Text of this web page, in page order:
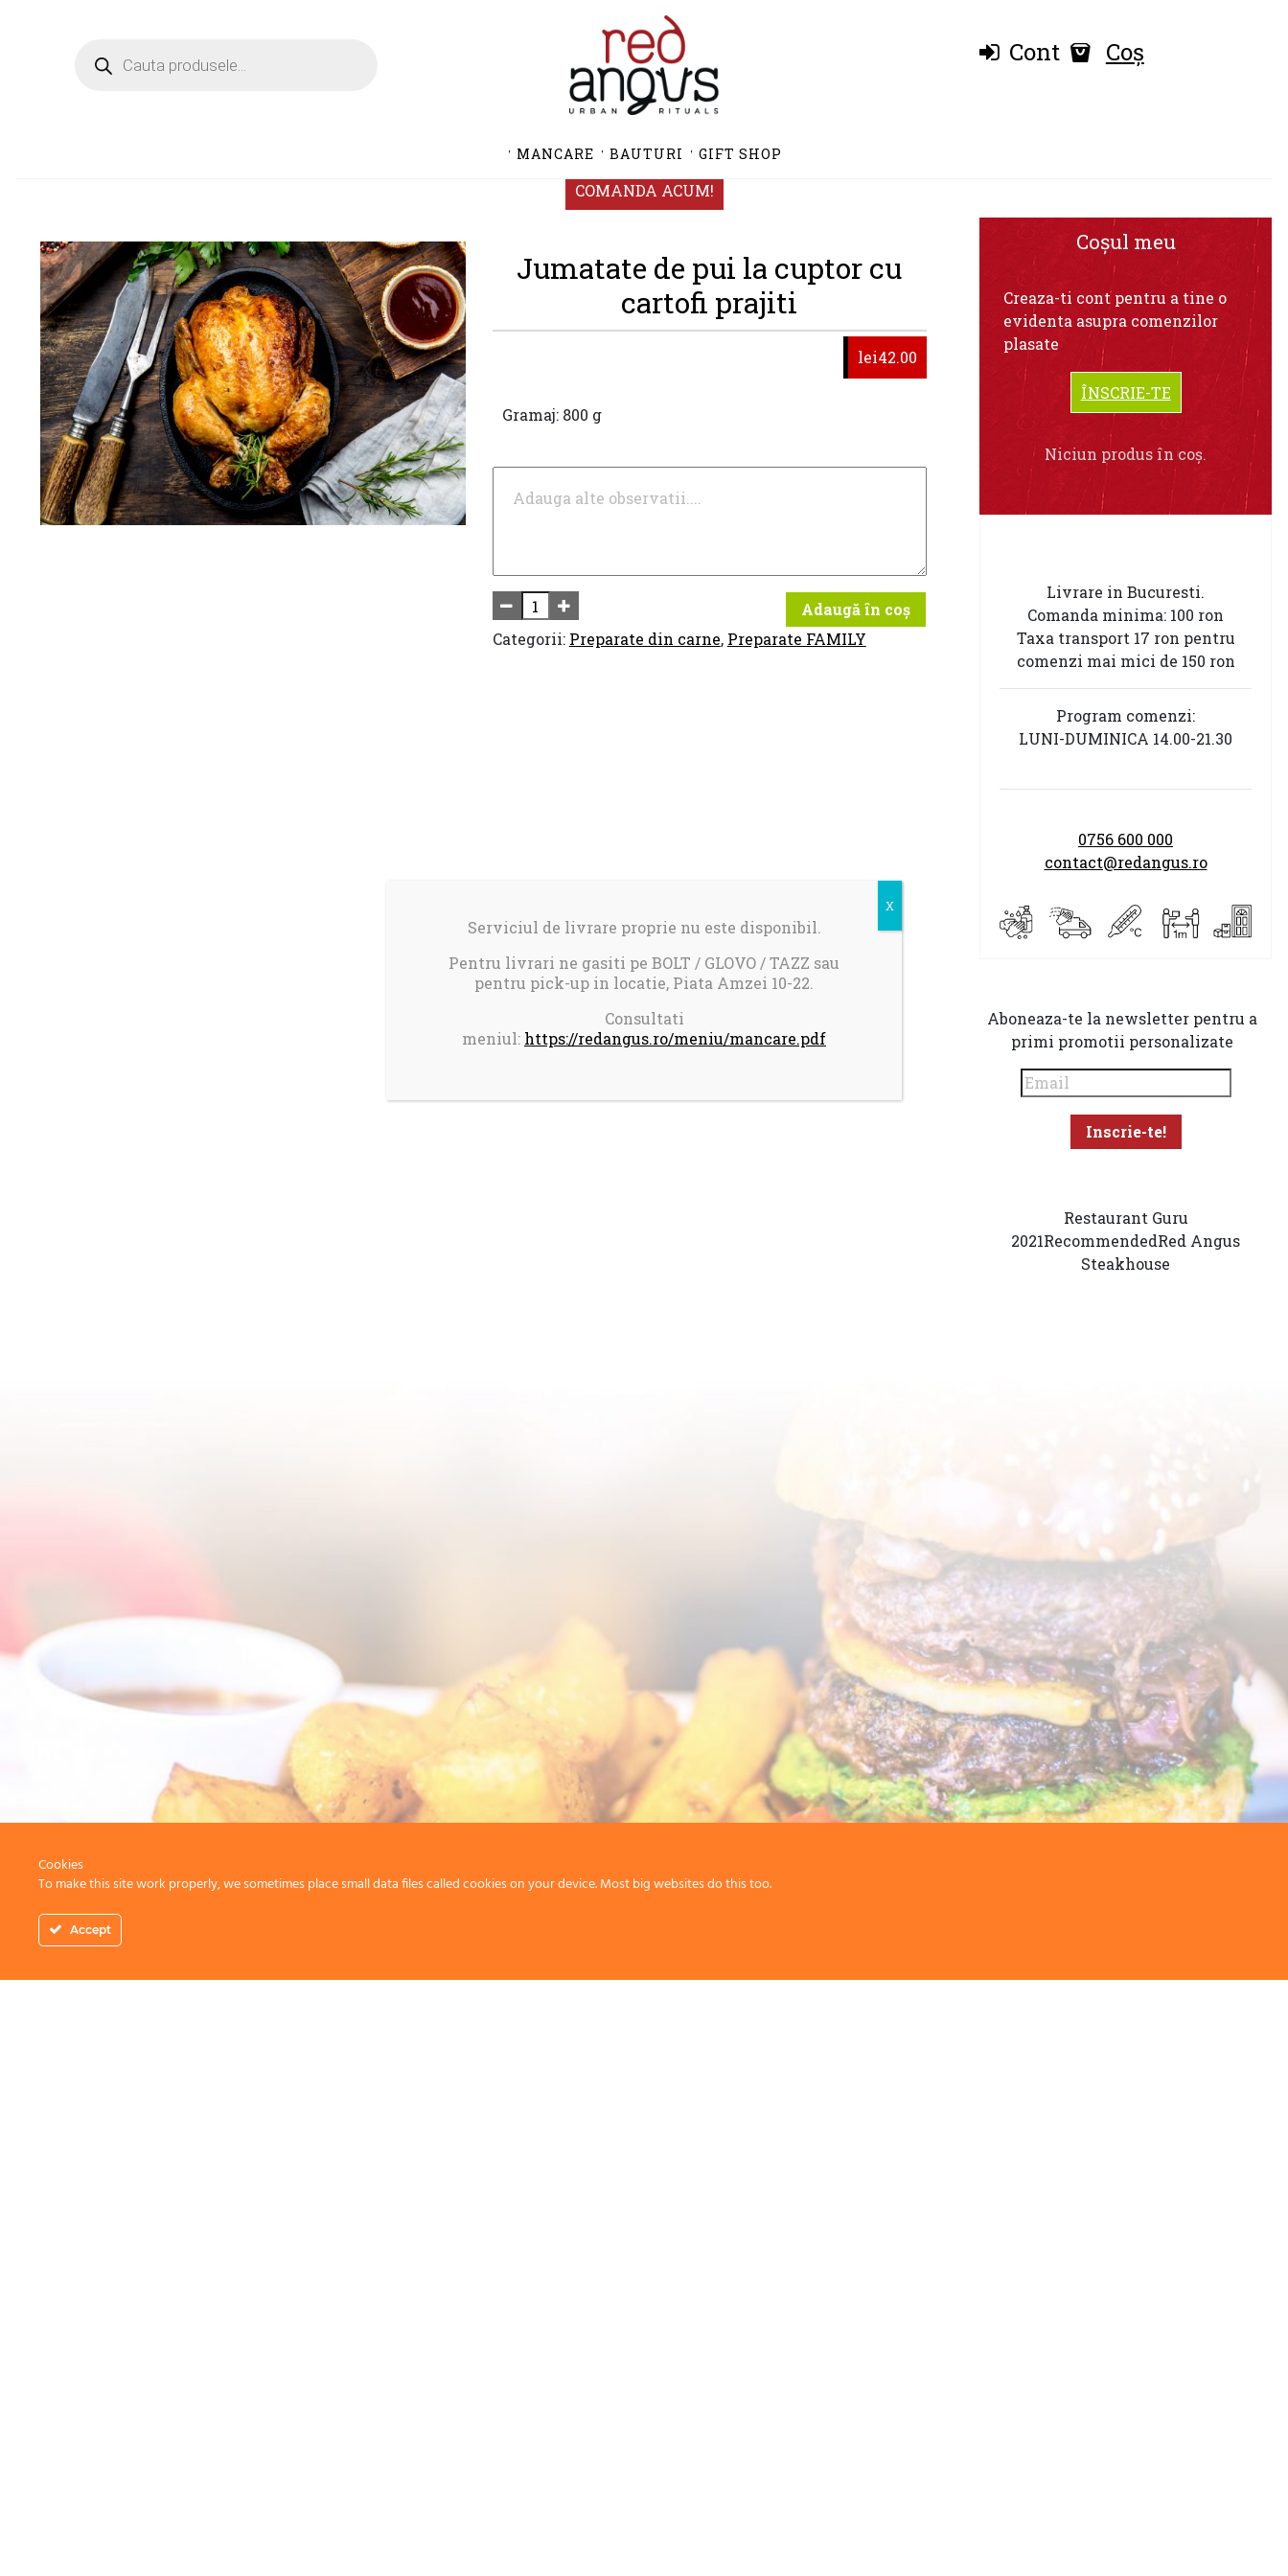
search Cont Coș
MANCARE BAUTURI GIFT SHOP
COMANDA ACUM!
Jumatate de pui la cuptor cu
cartofi prajiti
lei42.00
Gramaj: 800 g
Adaugă în coș
Categorii: Preparate din carne, Preparate FAMILY
Coșul meu
Creaza-ti cont pentru a tine o
evidenta asupra comenzilor
plasate
ÎNSCRIE-TE
Niciun produs în coș.
Livrare in Bucuresti.
Comanda minima: 100 ron
Taxa transport 17 ron pentru
comenzi mai mici de 150 ron
Program comenzi:
LUNI-DUMINICA 14.00-21.30
0756 600 000
contact@redangus.ro
Aboneaza-te la newsletter pentru a
primi promotii personalizate
Restaurant Guru
2021RecommendedRed Angus
Steakhouse
Serviciul de livrare proprie nu este disponibil.
Pentru livrari ne gasiti pe BOLT / GLOVO / TAZZ sau
pentru pick-up in locatie, Piata Amzei 10-22.
Consultati
meniul: https://redangus.ro/meniu/mancare.pdf
Cookies
To make this site work properly, we sometimes place small data files called cookies on your device. Most big websites do this too.
Accept